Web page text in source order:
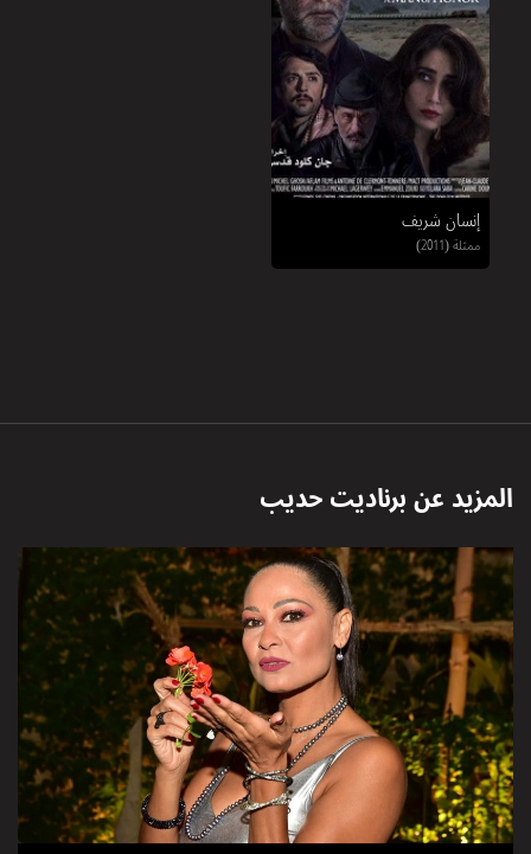
إنسان شريف
ممثلة (2011)
المزيد عنبرناديت حديب